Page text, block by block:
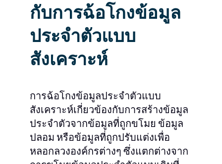
กับการฉ้อโกงข้อมูล
ประจำตัวแบบ
สังเคราะห์
การฉ้อโกงข้อมูลประจำตัวแบบ
สังเคราะห์เกี่ยวข้องกับการสร้างข้อมูล
ประจำตัวจากข้อมูลที่ถูกขโมย ข้อมูล
ปลอม หรือข้อมูลที่ถูกปรับแต่งเพื่อ
หลอกลวงองค์กรต่างๆ ซึ่งแตกต่างจาก